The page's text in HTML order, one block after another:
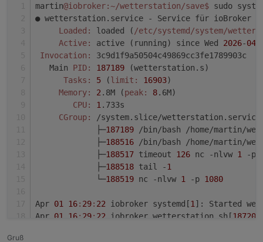
martin@iobroker:~/wetterstation/save$ sudo
● wetterstation.service - Service für ioBroker
Loaded:
loaded ( /etc/systemd /system/
Active:
active (running) since Wed 2026-04
Invocation:
3c9d1f9a50504c49869cc3fe1789903c
   Main
PID: 187189 (wetterstation.s)
Tasks:
5 (limit: 16903)
Memory:
2 .8M (peak: 8.6M)
CPU:
1 .733s
CGroup:
/system.slice/wetterstation.service
             ├─
187189 /bin/bash /home/martin/
             ├─
188516 /bin/bash /home/martin/
             ├─
188517 timeout 126 nc -nlvw 1 -p
             ├─
188518 tail -1
             └─
188519 nc -nlvw 1 -p 1080
Apr 01 16: 29: 22 iobroker systemd[1 ]: Started
Apr 01 16: 29: 22 iobroker wetterstation.sh[187206
Gruß